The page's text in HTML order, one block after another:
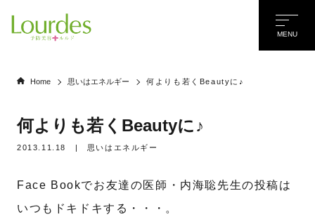
MENU
Home 思いはエネルギー 何よりも若くBeautyに♪
何よりも若くBeautyに♪
2013.11.18 | 思いはエネルギー
Face Bookでお友達の医師・内海聡先生の投稿は
いつもドキドキする・・・。